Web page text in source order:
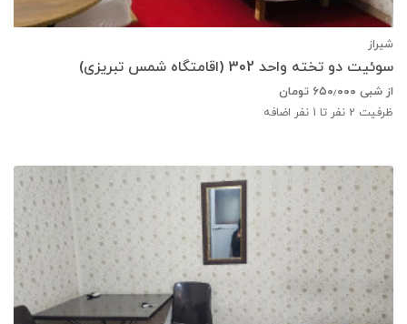
شیراز
سوئیت دو تخته واحد 302 (اقامتگاه شمس تبریزی)
از شبی ۶۵۰٫۰۰۰ تومان
ظرفیت 2 نفر تا 1 نفر اضافه